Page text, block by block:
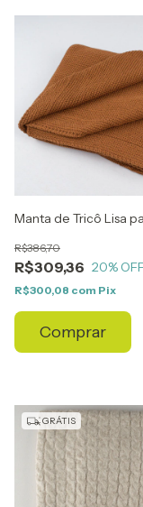
Manta de Tricô Lisa
R$309,36
R$386,70
20%
R$300,08 com Pix
Comprar
GRÁTIS